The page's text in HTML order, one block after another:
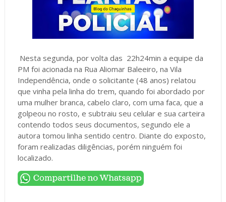
Nesta segunda, por volta das 22h24min a equipe da
PM foi acionada na Rua Aliomar Baleeiro, na Vila
Independência, onde o solicitante (48 anos) relatou
que vinha pela linha do trem, quando foi abordado por
uma mulher branca, cabelo claro, com uma faca, que a
golpeou no rosto, e subtraiu seu celular e sua carteira
contendo todos seus documentos, segundo ele a
autora tomou linha sentido centro. Diante do exposto,
foram realizadas diligências, porém ninguém foi
localizado.